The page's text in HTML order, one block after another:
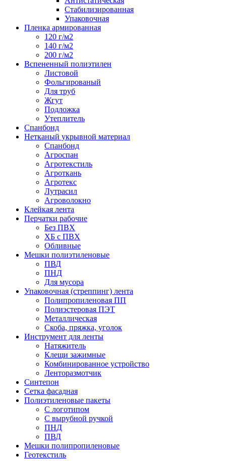
Стабилизированная
Упаковочная
Пленка армированная
120 г/м2
140 г/м2
200 г/м2
Вспененный полиэтилен
Листовой
Фольгированый
Для труб
Жгут
Подложка
Утеплитель
Спанбонд
Нетканый укрывной материал
Спанбонд
Агроспан
Агротекстиль
Агроткань
Агротекс
Лутрасил
Агроволокно
Клейкая лента
Перчатки рабочие
Без ПВХ
ХБ с ПВХ
Обливные
Мешки полиэтиленовые
ПВД
ПНД
Для мусора
Упаковочная (стреппинг) лента
Полипропиленовая ПП
Полиэстеровая ПЭТ
Металлическая
Скоба, пряжка, уголок
Инструмент для ленты
Натяжитель
Клещи зажимные
Комбинированное устройство
Ленторазмотчик
Синтепон
Сетка фасадная
Полиэтиленовые пакеты
С логотипом
С вырубной ручкой
ПНД
ПВД
Мешки полипропиленовые
Геотекстиль